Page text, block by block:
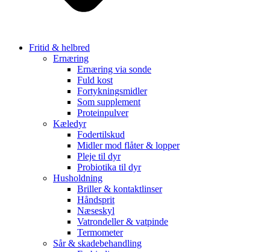
Fritid & helbred
Ernæring
Ernæring via sonde
Fuld kost
Fortykningsmidler
Som supplement
Proteinpulver
Kæledyr
Fodertilskud
Midler mod flåter & lopper
Pleje til dyr
Probiotika til dyr
Husholdning
Briller & kontaktlinser
Håndsprit
Næseskyl
Vatrondeller & vatpinde
Termometer
Sår & skadebehandling